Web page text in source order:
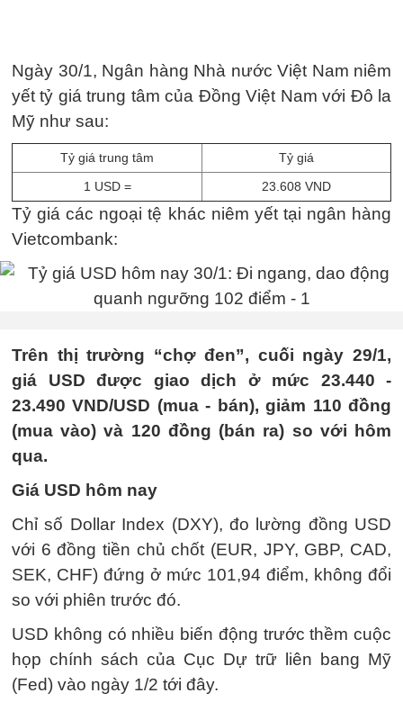
Ngày 30/1, Ngân hàng Nhà nước Việt Nam niêm
yết tỷ giá trung tâm của Đồng Việt Nam với Đô la
Mỹ như sau:
Tỷ giá trung tâm
Tỷ giá
1 USD =
23.608 VND
Tỷ giá các ngoại tệ khác niêm yết tại ngân hàng
Vietcombank:
Trên thị trường “chợ đen”, cuối ngày 29/1,
giá USD được giao dịch ở mức 23.440 -
23.490 VND/USD (mua - bán), giảm 110 đồng
(mua vào) và 120 đồng (bán ra) so với hôm
qua.
Giá USD hôm nay
Chỉ số Dollar Index (DXY), đo lường đồng USD
với 6 đồng tiền chủ chốt (EUR, JPY, GBP, CAD,
SEK, CHF) đứng ở mức 101,94 điểm, không đổi
so với phiên trước đó.
USD không có nhiều biến động trước thềm cuộc
họp chính sách của Cục Dự trữ liên bang Mỹ
(Fed) vào ngày 1/2 tới đây.